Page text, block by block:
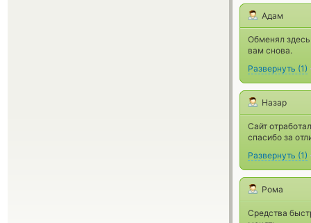
Адам
Обменял
вам снова.
Развернуть (1)
Назар
Сайт
спасибо за
Развернуть (1)
Рома
Средства